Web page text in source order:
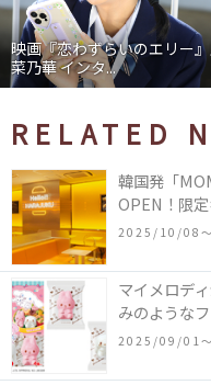
映画『恋わずらいのエリー
菜乃華 インタ...
RELATED
韓国発「
OPEN！限
2025/10/08〜
マイメロデ
みのような
ロール かま
2025/09/01〜